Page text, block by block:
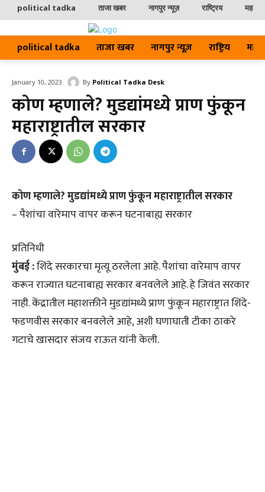
political tadka ताजा खबर नागपुर न्यूज़ राष्ट्रिय
political tadka ताजा खबर नागपुर न्यूज़ राष्ट्रिय
January 10, 2023 By Political Tadka Desk
कोण म्हणाले? मुडद्यांमध्ये प्राण फुंकून
महाराष्ट्रातील सरकार
कोण म्हणाले? मुडद्यांमध्ये प्राण फुंकून महाराष्ट्रातील सरकार
– पैशांचा वारेमाप वापर करून घटनाबाह्य सरकार
प्रतिनिधी
मुंबई :शिंदे सरकारचा मृत्यू ठरलेला आहे. पैशांचा वारेमाप वापर
करून राज्यात घटनाबाह्य सरकार बनवलेले आहे. हे जिवंत सरकार
नाही. केंद्रातील महाशक्तीने मुडद्यांमध्ये प्राण फुंकून महाराष्ट्रात शिंदे-
फडणवीस सरकार बनवलेले आहे, अशी घणाघाती टीका ठाकरे
गटाचे खासदार संजय राऊत यांनी केली.